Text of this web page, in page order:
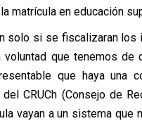
matrícula en educación
solo si se fiscalizaran
que tenemos de
que haya una
CRUCh (Consejo de
vayan a un sistema que